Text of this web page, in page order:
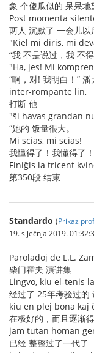
象 个傻瓜似的 呆呆地
Post momenta
两人 沉默了 一会儿以
"Kiel mi diris, mi
“我 不是说过，我 不
"Ha, jes! Mi
“啊，对! 我明白！” 潘
inter-rompante lin,
打断 他
"ŝi havas grandan
“她的 饭量很大。
Mi scias, mi scias!
我懂得了！我懂得了！
Finiĝis la tricent
第350段 结束
Standardo (Prikaz
19. siječnja 2019.
Paroladoj de L.L.
柴门霍夫 演讲集
Lingvo, kiu el-tenis
经过了 25年考验过的
kiu en plej bona kaj
在极好的，而且逐渐
jam tutan homan
已经 整整过了一代了